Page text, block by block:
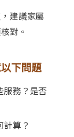
建議家屬
對。
下問題
服務？是否
算？